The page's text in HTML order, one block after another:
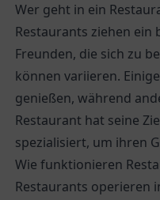
Wer geht in ein
Restaurants ziehen ein
Freunden, die sich zu
können variieren.
genießen, während
Restaurant hat seine
spezialisiert, um ihren
Wie funktionieren
Restaurants operieren